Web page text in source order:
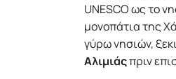
UNESCO ως το
μονοπάτια της
γύρω νησιών,
Αλιμιάςπριν